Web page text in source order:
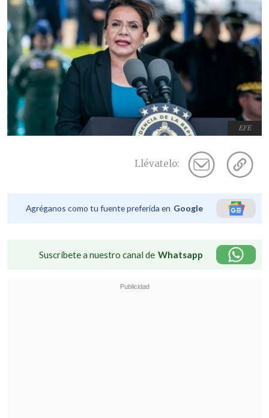
EFE
Llévatelo:
Agréganos como tu fuente preferida en Google
Suscríbete a nuestro canal de Whatsapp